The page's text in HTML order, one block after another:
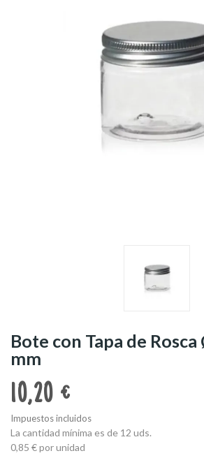
Bote con Tapa de
mm
10,20 €
Impuestos incluidos
La cantidad mínima es de 12 uds.
0,85 €por unidad